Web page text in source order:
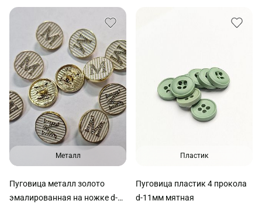
Металл
Пуговица металл золото
эмалированная на ножке d-
Пластик
Пуговица пластик 4 прокола
d-11мм мятная